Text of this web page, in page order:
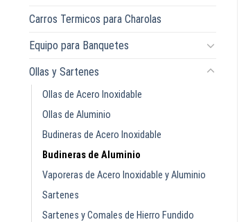
Carros Termicos para Charolas
Equipo para Banquetes
Ollas y Sartenes
Ollas de Acero Inoxidable
Ollas de Aluminio
Budineras de Acero Inoxidable
Budineras de Aluminio
Vaporeras de Acero Inoxidable y Aluminio
Sartenes
Sartenes y Comales de Hierro Fundido